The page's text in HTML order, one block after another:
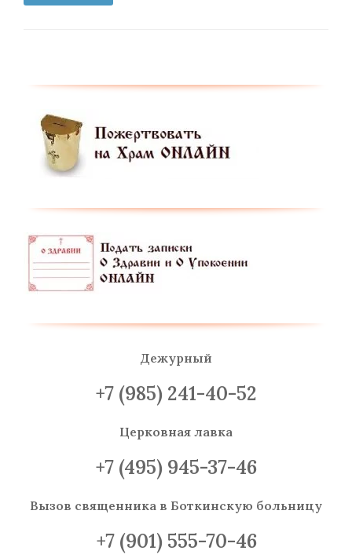
Дежурный
+7 (985) 241-40-52
Церковная лавка
+7 (495) 945-37-46
Вызов священника в Боткинскую больницу
+7 (901) 555-70-46